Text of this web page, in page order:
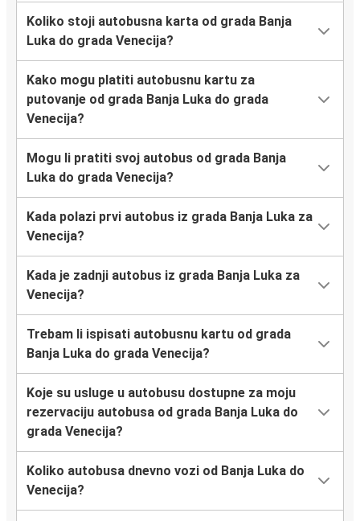
Koliko stoji autobusna karta od grada Banja
Luka do grada Venecija?
Kako mogu platiti autobusnu kartu za
putovanje od grada Banja Luka do grada
Venecija?
Mogu li pratiti svoj autobus od grada Banja
Luka do grada Venecija?
Kada polazi prvi autobus iz grada Banja Luka za
Venecija?
Kada je zadnji autobus iz grada Banja Luka za
Venecija?
Trebam li ispisati autobusnu kartu od grada
Banja Luka do grada Venecija?
Koje su usluge u autobusu dostupne za moju
rezervaciju autobusa od grada Banja Luka do
grada Venecija?
Koliko autobusa dnevno vozi od Banja Luka do
Venecija?